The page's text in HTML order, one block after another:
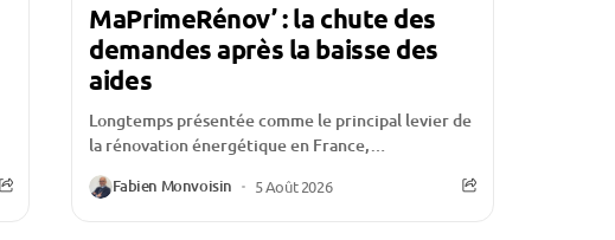
MaPrimeRénov’ : la chute des
demandes après la baisse des
aides
Longtemps présentée comme le principal levier de
la rénovation énergétique en France,
MaPrimeRénov’ traverse une période
particulièrement délicate. Depuis la réduction de
Fabien Monvoisin 5 Août 2026